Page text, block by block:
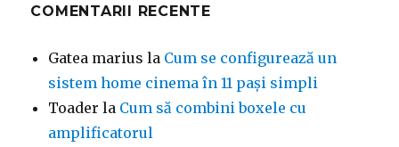
COMENTARII RECENTE
Gatea marius la Cum se configurează un
sistem home cinema în 11 pași simpli
Toader la Cum să combini boxele cu
amplificatorul